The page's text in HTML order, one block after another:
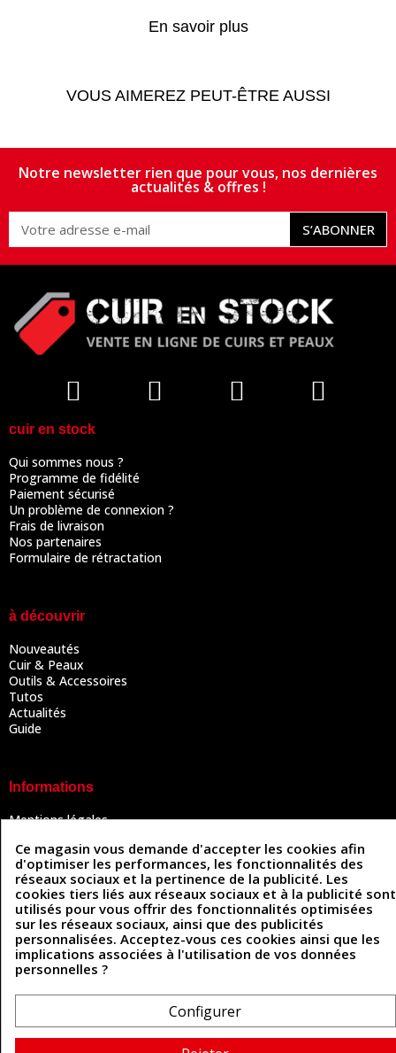
En savoir plus
VOUS AIMEREZ PEUT-ÊTRE AUSSI
Notre newsletter rien que pour vous, nos dernières
actualités & offres !
S’ABONNER
cuir en stock
Qui sommes nous ?
Programme de fidélité
Paiement sécurisé
Un problème de connexion ?
Frais de livraison
Nos partenaires
Formulaire de rétractation
à découvrir
Nouveautés
Cuir & Peaux
Outils & Accessoires
Tutos
Actualités
Guide
Informations
Mentions légales
Politique de confidentialité
Politique des cookies
Contactez-nous
Coordonnées
493 Chemin de Catougnac
contact@cuirenstock.com
Ce magasin vous demande d'accepter les cookies afin
d'optimiser les performances, les fonctionnalités des
réseaux sociaux et la pertinence de la publicité. Les
cookies tiers liés aux réseaux sociaux et à la publicité sont
utilisés pour vous offrir des fonctionnalités optimisées
sur les réseaux sociaux, ainsi que des publicités
personnalisées. Acceptez-vous ces cookies ainsi que les
implications associées à l'utilisation de vos données
personnelles ?
Configurer